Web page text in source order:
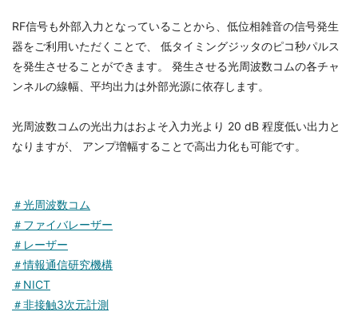
RF信号も外部入力となっていることから、低位相雑音の信号発生
器をご利用いただくことで、 低タイミングジッタのピコ秒パルス
を発生させることができます。 発生させる光周波数コムの各チャ
ンネルの線幅、平均出力は外部光源に依存します。
光周波数コムの光出力はおよそ入力光より 20 dB 程度低い出力と
なりますが、 アンプ増幅することで高出力化も可能です。
＃光周波数コム
＃ファイバレーザー
＃レーザー
＃情報通信研究機構
＃NICT
＃非接触3次元計測